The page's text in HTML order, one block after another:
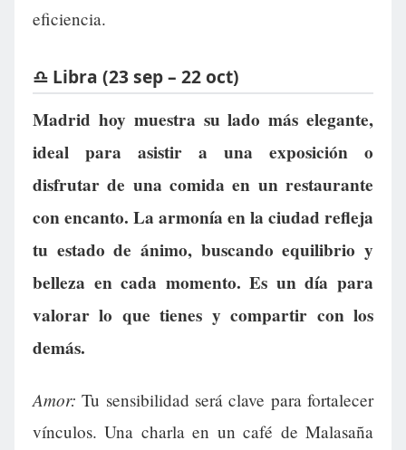
eficiencia.
♎ Libra (23 sep – 22 oct)
Madrid hoy muestra su lado más elegante,
ideal para asistir a una exposición o
disfrutar de una comida en un restaurante
con encanto. La armonía en la ciudad refleja
tu estado de ánimo, buscando equilibrio y
belleza en cada momento. Es un día para
valorar lo que tienes y compartir con los
demás.
Amor: Tu sensibilidad será clave para fortalecer
vínculos. Una charla en un café de Malasaña